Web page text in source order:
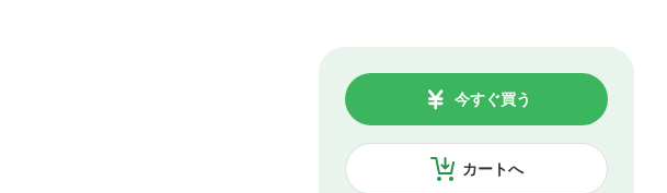
カートへ
今すぐ買う